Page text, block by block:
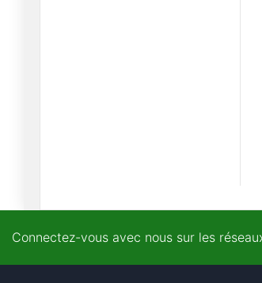
12/06/2026
Coupe du monde 2026 :
Connectez-vous avec nous sur les